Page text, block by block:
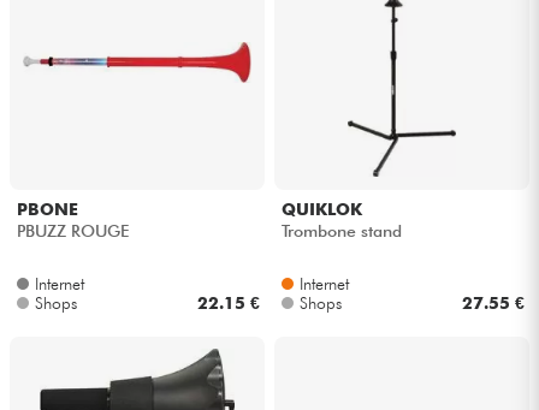
PBONE
PBUZZ ROUGE
Internet
Shops
22.15 €
QUIKLOK
Trombone stand
Internet
Shops
27.55 €